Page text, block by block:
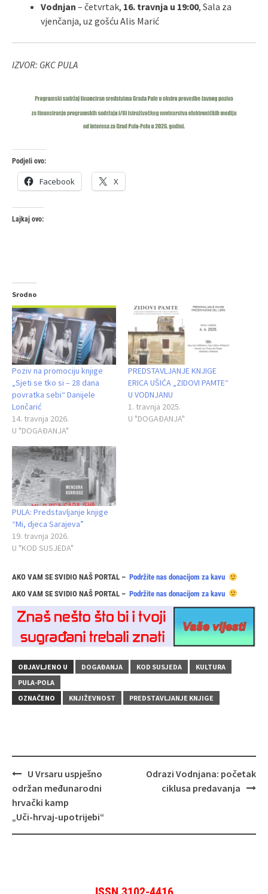
Vodnjan – četvrtak, 16. travnja u 19:00, Sala za
vjenčanja, uz gošću Alis Marić
IZVOR: GKC PULA
Podjeli ovo:
Facebook X
Lajkaj ovo:
Srodno
Poziv na promociju knjige
„Sjeti se tko si – 28 dana
povratka sebi“ Danijele
Lončarić
14. travnja 2026.
U "DOGAĐANJA"
PREDSTAVLJANJE KNJIGE
ERICA UŠIĆA „ZIDOVI PAMTE“
U VODNJANU
1. travnja 2025.
U "DOGAĐANJA"
PULA: Predstavljanje knjige
“Mi, djeca Sarajeva”
19. travnja 2026.
U "KOD SUSJEDA"
AKO VAM SE SVIDIO NAŠ PORTAL – Podržite nas donacijom za kavu
AKO VAM SE SVIDIO NAŠ PORTAL – Podržite nas donacijom za kavu
OBJAVLJENO U DOGAĐANJA KOD SUSJEDA
KULTURA
PULA-POLA
OZNAČENO
KNJIŽEVNOST PREDSTAVLJANJE KNJIGE
Navigacija
objava
U Vrsaru uspješno
održan međunarodni
hrvački kamp
„Uči‑hrvaj‑upotrijebi“
Odrazi Vodnjana: početak
ciklusa predavanja